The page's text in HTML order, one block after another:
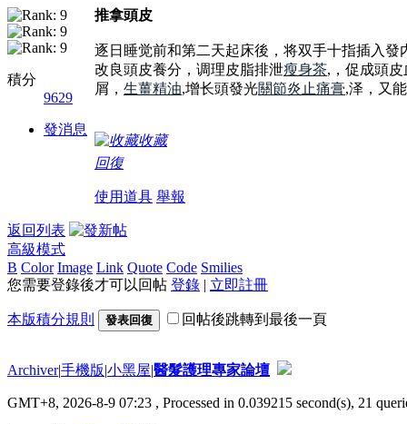
積分
9629
發消息
推拿頭皮
逐日睡觉前和第二天起床後，将双手十指插入
改良頭皮養分，调理皮脂排泄瘦身茶,，促成頭
屑， 生薑精油,增长頭發光關節炎止痛膏,泽，又
收藏
回復
使用道具 舉報
返回列表
高級模式
B Color Image Link Quote Code Smilies
您需要登錄後才可以回帖 登錄 | 立即註冊
本版積分規則 發表回復 回帖後跳轉到最後一頁
Archiver|手機版|小黑屋|醫髮護理專家論壇
GMT+8, 2026-8-9 07:23 , Processed in 0.039215 second(s), 21